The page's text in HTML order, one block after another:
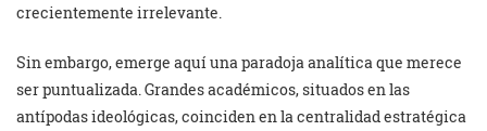
crecientemente irrelevante.
Sin embargo, emerge aquí una paradoja analítica que merece
ser puntualizada. Grandes académicos, situados en las
antípodas ideológicas, coinciden en la centralidad estratégica